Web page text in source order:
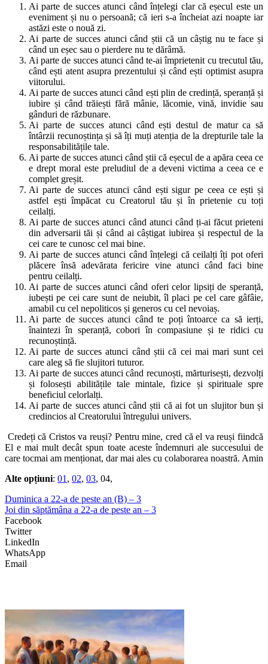
Ai parte de succes atunci când înțelegi clar că eșecul este un
eveniment și nu o persoană; că ieri s-a încheiat azi noapte iar
astăzi este o nouă zi.
Ai parte de succes atunci când știi că un câștig nu te face și
când un eșec sau o pierdere nu te dărâmă.
Ai parte de succes atunci când te-ai împrietenit cu trecutul tău,
când ești atent asupra prezentului și când ești optimist asupra
viitorului.
Ai parte de succes atunci când ești plin de credință, speranță și
iubire și când trăiești fără mânie, lăcomie, vină, invidie sau
gânduri de răzbunare.
Ai parte de succes atunci când ești destul de matur ca să
întârzii recunoștința și să îți muți atenția de la drepturile tale la
responsabilitățile tale.
Ai parte de succes atunci când știi că eșecul de a apăra ceea ce
e drept moral este preludiul de a deveni victima a ceea ce e
complet greșit.
Ai parte de succes atunci când ești sigur pe ceea ce ești și
astfel ești împăcat cu Creatorul tău și în prietenie cu toți
ceilalți.
Ai parte de succes atunci când atunci când ți-ai făcut prieteni
din adversarii tăi și când ai câștigat iubirea și respectul de la
cei care te cunosc cel mai bine.
Ai parte de succes atunci când înțelegi că ceilalți îți pot oferi
plăcere însă adevărata fericire vine atunci când faci bine
pentru ceilalți.
Ai parte de succes atunci când oferi celor lipsiți de speranță,
iubești pe cei care sunt de neiubit, îl placi pe cel care gâfâie,
amabil cu cel nepoliticos și generos cu cel nevoiaș.
Ai parte de succes atunci când te poți întoarce ca să ierți,
înaintezi în speranță, cobori în compasiune și te ridici cu
recunoștință.
Ai parte de succes atunci când știi că cei mai mari sunt cei
care aleg să fie slujitori tuturor.
Ai parte de succes atunci când recunoști, mărturisești, dezvolți
și folosești abilitățile tale mintale, fizice și spirituale spre
beneficiul celorlalți.
Ai parte de succes atunci când știi că ai fot un slujitor bun și
credincios al Creatorului întregului univers.
Credeți că Cristos va reuși? Pentru mine, cred că el va reuși fiindcă
El e mai mult decât spun toate aceste îndemnuri ale succesului de
care tocmai am menționat, dar mai ales cu colaborarea noastră. Amin
Alte opțiuni: 01 , 02, 03, 04,
Duminica a 22-a de peste an (B) – 3
Joi din săptămâna a 22-a de peste an – 3
Facebook
Twitter
LinkedIn
WhatsApp
Email